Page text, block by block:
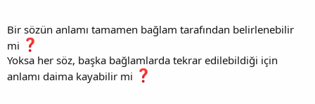
Bir sözün anlamı tamamen bağlam tarafından belirlenebilir
mi
Yoksa her söz, başka bağlamlarda tekrar edilebildiği için
anlamı daima kayabilir mi